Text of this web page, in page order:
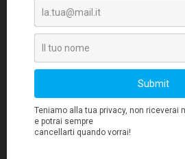
approccio innovativo
ricerca, dove i progetti per
i resi si sono
comportamento dell'utente
nostro approccio,
comportamento di prodotti
caratteristiche su